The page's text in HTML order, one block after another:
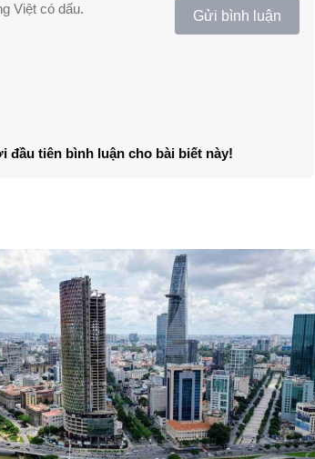
Việt có dấu. Gửi bình luận
đầu tiên bình luận cho bài biết này!